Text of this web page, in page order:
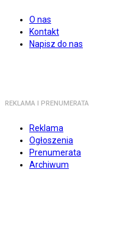
O nas
Kontakt
Napisz do nas
REKLAMA I PRENUMERATA
Reklama
Ogłoszenia
Prenumerata
Archiwum